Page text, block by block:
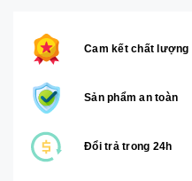
Cam kết chất lượng
Sản phẩm an toàn
Đổi trả trong 24h